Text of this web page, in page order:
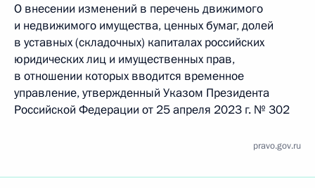
О внесении изменений в перечень движимого
и недвижимого имущества, ценных бумаг, долей
в уставных (складочных) капиталах российских
юридических лиц и имущественных прав,
в отношении которых вводится временное
управление, утвержденный Указом Президента
Российской Федерации от 25 апреля 2023 г. № 302
pravo.gov.ru